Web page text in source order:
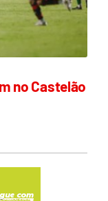
no Castelão